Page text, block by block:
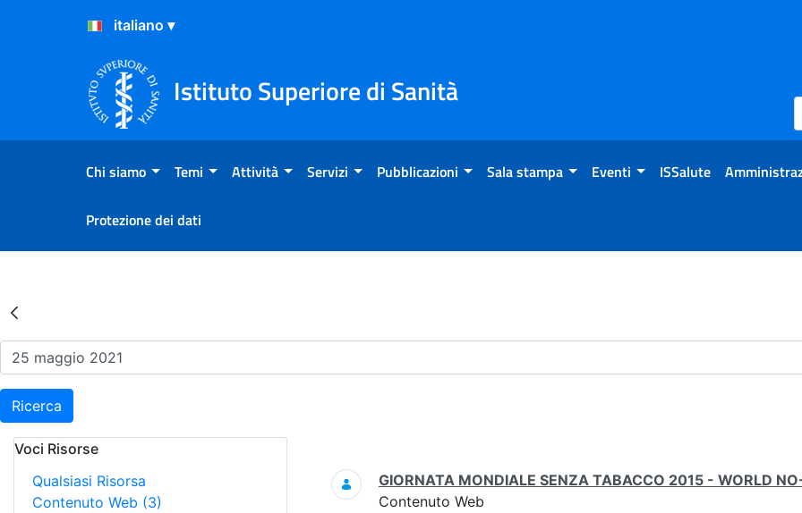
Salta al Contenuto
Salta al Footer
Istituto Superiore di Sanità
Chi siamo Temi Attività Servizi Pubblicazioni Sala stampa Eventi ISSalute
Protezione dei dati
Risultati della Ricerca - Eventi
Ricerca
Voci Risorse
Qualsiasi Risorsa
Contenuto Web (3)
Ricerca
GIORNATA MONDIALE SENZA TABACCO 2015 - WORLD
Contenuto Web